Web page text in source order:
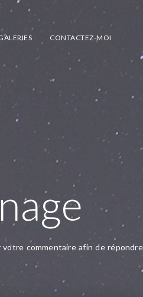
CONTACTEZ-MOI
commentaire afin de